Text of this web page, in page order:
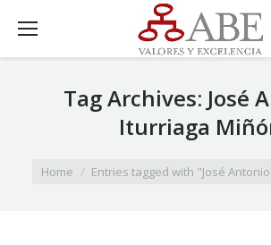
Tag Archives: José
Iturriaga
Home Entries tagged with "José